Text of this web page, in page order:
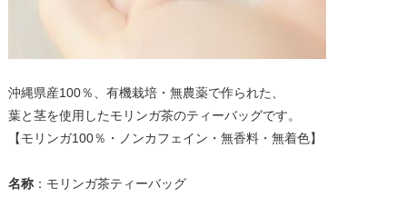
沖縄県産100％、有機栽培・無農薬で作られた、
葉と茎を使用したモリンガ茶のティーバッグです。
【モリンガ100％・ノンカフェイン・無香料・無着色】
名称：モリンガ茶ティーバッグ